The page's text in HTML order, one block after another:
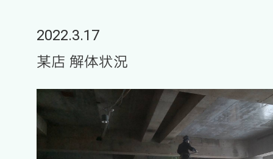
2022.3.17
某店 解体状況